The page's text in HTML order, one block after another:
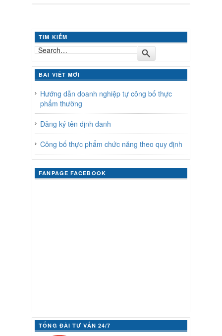
TIM KIẾM
BÀI VIẾT MỚI
Hướng dẫn doanh nghiệp tự công bố thực
phẩm thường
Đăng ký tên định danh
Công bố thực phẩm chức năng theo quy định
FANPAGE FACEBOOK
TỔNG ĐÀI TƯ VẤN 24/7